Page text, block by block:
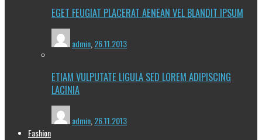
EGET FEUGIAT PLACERAT AENEAN VEL BLANDIT IPSUM
admin,26.11.2013
ETIAM VULPUTATE LIGULA SED LOREM ADIPISCING
LACINIA
admin 26.11.2013
Fashion